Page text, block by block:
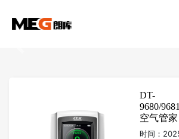
DT-
9680/
空气管家
时间：